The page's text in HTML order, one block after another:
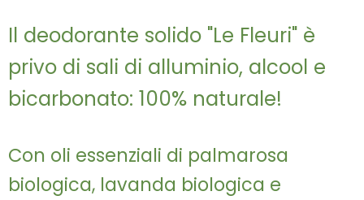
Il deodorante solido "Le Fleuri" è
privo di sali di alluminio, alcool e
bicarbonato: 100% naturale!
Con oli essenziali di palmarosa
biologica, lavanda biologica e